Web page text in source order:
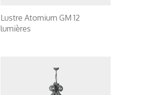
Lustre Atomium GM 12
lumières